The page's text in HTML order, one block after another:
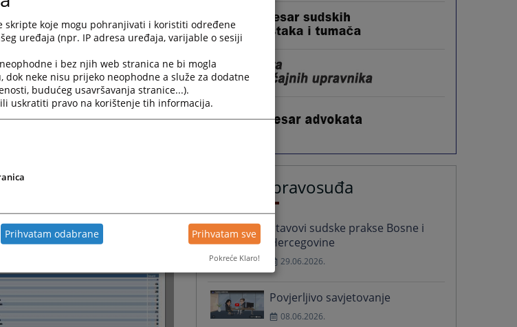
Zabilježen zadovoljavajući
principa rodne
Vijesti iz pravosuđa
Stavovi sudske prakse Bosne i
Hercegovine
29.06.2026.
Povjerljivo savjetovanje
08.06.2026.
skripte koje mogu pohranjivati i koristiti određene
uređaja (npr. IP adresa uređaja, varijable o sesiji
i bez njih web stranica ne bi mogla
neke nisu prijeko neophodne a služe za dodatne
budućeg usavršavanja stranice...).
uskratiti pravo na korištenje tih informacija.
Prihvatam odabrane Prihvatam sve
Pokreće Klaro!